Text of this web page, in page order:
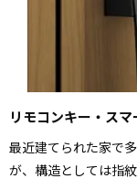
リモコンキー・スマ
最近建てられた家で
が、構造としては指